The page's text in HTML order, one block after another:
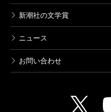
新潮社の文学賞
ニュース
お問い合わせ